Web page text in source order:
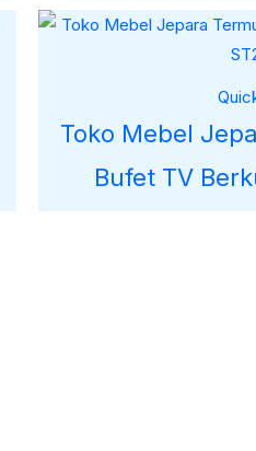
Toko Mebel
Bufet TV